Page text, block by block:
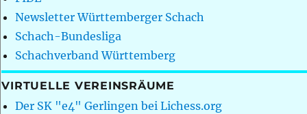
Newsletter Württemberger Schach
Schach-Bundesliga
Schachverband Württemberg
VIRTUELLE VEREINSRÄUME
Der SK "e4" Gerlingen bei Lichess.org